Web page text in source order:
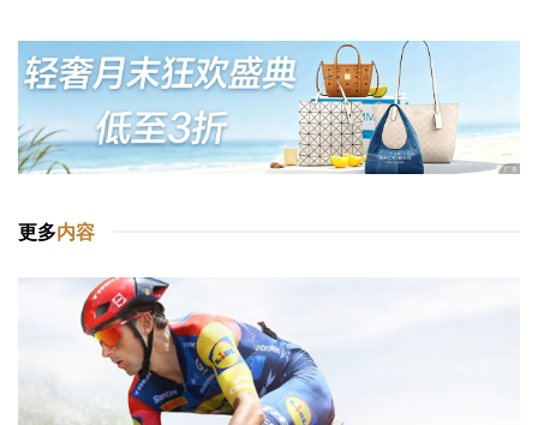
更多内容